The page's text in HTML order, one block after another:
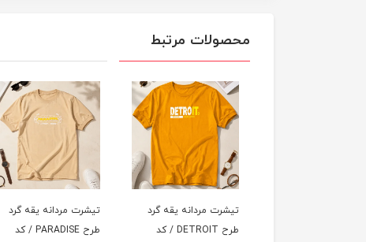
محصولات مرتبط
تیشرت مردانه یقه گرد
طرح PARADISE / کد
تیشرت مردانه یقه گرد
طرح PARADISE / کد